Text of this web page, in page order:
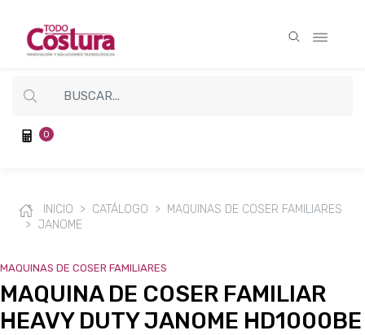
0
INICIO CATÁLOGO
MAQUINAS DE COSER FAMILIARES
JANOME
MAQUINAS DE COSER FAMILIARES
MAQUINA DE COSER FAMILIAR
HEAVY DUTY JANOME HD1000BE